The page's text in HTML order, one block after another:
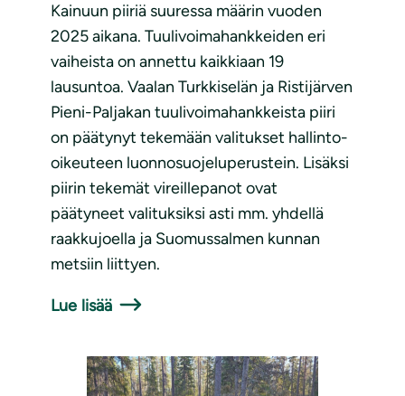
Kainuun piiriä suuressa määrin vuoden
2025 aikana. Tuulivoimahankkeiden eri
vaiheista on annettu kaikkiaan 19
lausuntoa. Vaalan Turkkiselän ja Ristijärven
Pieni-Paljakan tuulivoimahankkeista piiri
on päätynyt tekemään valitukset hallinto-
oikeuteen luonnosuojeluperustein. Lisäksi
piirin tekemät vireillepanot ovat
päätyneet valituksiksi asti mm. yhdellä
raakkujoella ja Suomussalmen kunnan
metsiin liittyen.
Lue lisää